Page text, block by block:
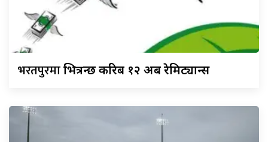
भरतपुरमाभित्रन्छ करिब १२ अर्ब रेमिट्यान्स